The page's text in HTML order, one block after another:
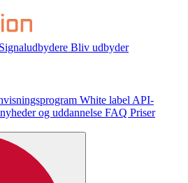
Signaludbydere Bliv udbyder
White label API-
og uddannelse FAQ Priser